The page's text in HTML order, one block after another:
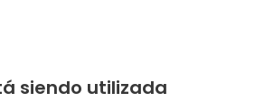
siendo utilizada